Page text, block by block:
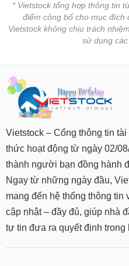
* Vietstock tổng hợp thông tin
điểm công bố cho mục đích
Vietstock không chịu trách
sử dụng
Vietstock – Cổng thông tin
thức hoạt động từ ngày 02/
thành người bạn đồng hành
Ngay từ những ngày đầu,
mang đến hệ thống thông
cập nhật – đầy đủ, giúp nhà
tự tin đưa ra quyết định